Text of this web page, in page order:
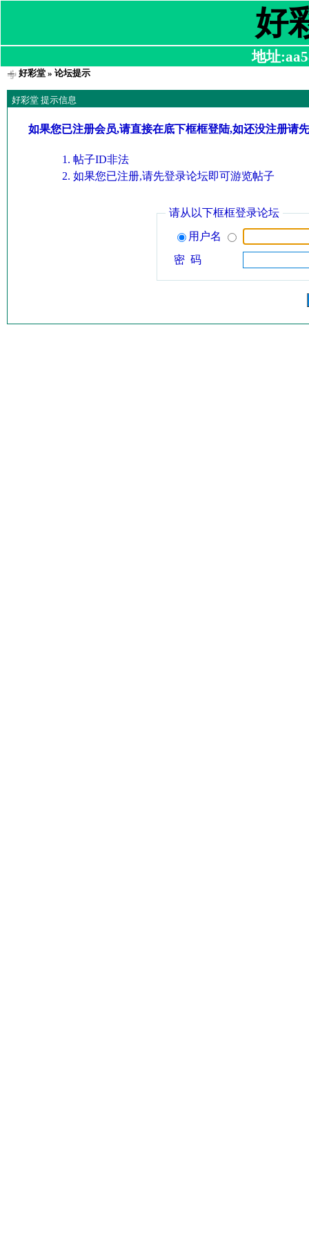
好
地址
好彩堂» 论坛提示
好彩堂 提示信息
如果您已注册会员,请直接在底下框框登陆,如还没注册请
帖子ID非法
如果您已注册,请先登录论坛即可游览帖子
请从以下框框登录论坛
用户名
密 码